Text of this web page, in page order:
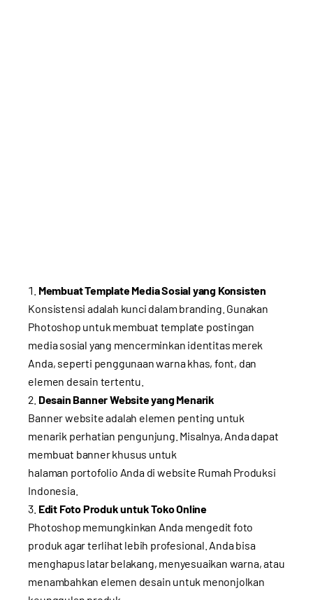
Membuat Template Media Sosial yang Konsisten
Konsistensi adalah kunci dalam branding. Gunakan
Photoshop untuk membuat template postingan
media sosial yang mencerminkan identitas merek
Anda, seperti penggunaan warna khas, font, dan
elemen desain tertentu.
Desain Banner Website yang Menarik
Banner website adalah elemen penting untuk
menarik perhatian pengunjung. Misalnya, Anda dapat
membuat banner khusus untuk
halaman portofolio Anda di website Rumah Produksi
Indonesia.
Edit Foto Produk untuk Toko Online
Photoshop memungkinkan Anda mengedit foto
produk agar terlihat lebih profesional. Anda bisa
menghapus latar belakang, menyesuaikan warna, atau
menambahkan elemen desain untuk menonjolkan